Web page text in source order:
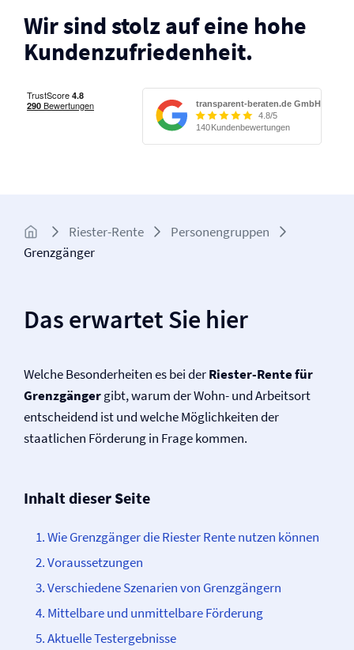
Wir sind stolz auf eine hohe
Kunden­zufriedenheit.
Riester-Rente
Personengruppen
Grenzgänger
Das erwartet Sie hier
Welche Besonderheiten es bei derRiester-Rente für
Grenzgängergibt, warum der Wohn- und Arbeitsort
entscheidend ist und welche Möglichkeiten der
staatlichen Förderung in Frage kommen.
Inhalt dieser Seite
Wie Grenzgänger die Riester Rente nutzen können
Voraussetzungen
Verschiedene Szenarien von Grenzgängern
Mittelbare und unmittelbare Förderung
Aktuelle Testergebnisse